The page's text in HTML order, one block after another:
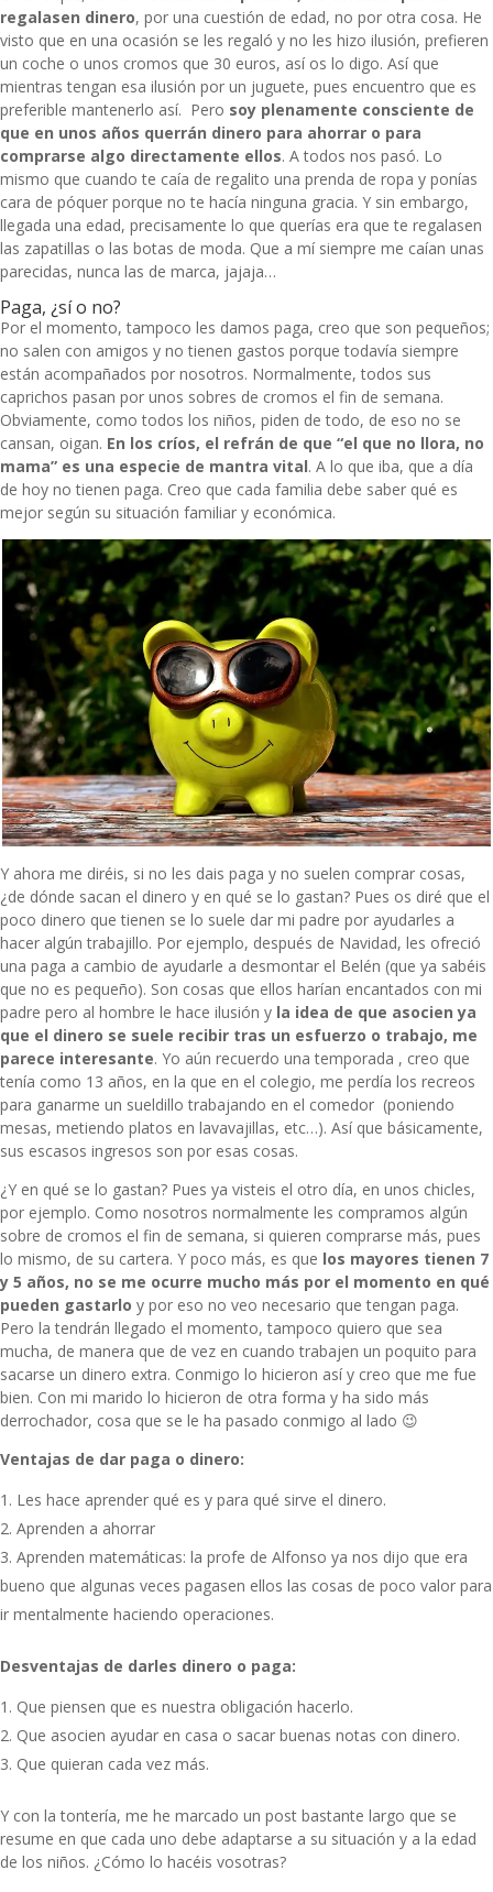
regalasen dinero, por una cuestión de edad, no por otra cosa. He
visto que en una ocasión se les regaló y no les hizo ilusión, prefieren
un coche o unos cromos que 30 euros, así os lo digo. Así que
mientras tengan esa ilusión por un juguete, pues encuentro que es
preferible mantenerlo así. Pero soy plenamente consciente de
que en unos años querrán dinero para ahorrar o para
comprarse algo directamente ellos. A todos nos pasó. Lo
mismo que cuando te caía de regalito una prenda de ropa y ponías
cara de póquer porque no te hacía ninguna gracia. Y sin embargo,
llegada una edad, precisamente lo que querías era que te regalasen
las zapatillas o las botas de moda. Que a mí siempre me caían unas
parecidas, nunca las de marca, jajaja…
Paga, ¿sí o no?
Por el momento, tampoco les damos paga, creo que son pequeños;
no salen con amigos y no tienen gastos porque todavía siempre
están acompañados por nosotros. Normalmente, todos sus
caprichos pasan por unos sobres de cromos el fin de semana.
Obviamente, como todos los niños, piden de todo, de eso no se
cansan, oigan. En los críos, el refrán de que “el que no llora, no
mama” es una especie de mantra vital. A lo que iba, que a día
de hoy no tienen paga. Creo que cada familia debe saber qué es
mejor según su situación familiar y económica.
Y ahora me diréis, si no les dais paga y no suelen comprar cosas,
¿de dónde sacan el dinero y en qué se lo gastan? Pues os diré que el
poco dinero que tienen se lo suele dar mi padre por ayudarles a
hacer algún trabajillo. Por ejemplo, después de Navidad, les ofreció
una paga a cambio de ayudarle a desmontar el Belén (que ya sabéis
que no es pequeño). Son cosas que ellos harían encantados con mi
padre pero al hombre le hace ilusión y la idea de que asocien ya
que el dinero se suele recibir tras un esfuerzo o trabajo, me
parece interesante. Yo aún recuerdo una temporada , creo que
tenía como 13 años, en la que en el colegio, me perdía los recreos
para ganarme un sueldillo trabajando en el comedor (poniendo
mesas, metiendo platos en lavavajillas, etc…). Así que básicamente,
sus escasos ingresos son por esas cosas.
¿Y en qué se lo gastan? Pues ya visteis el otro día, en unos chicles,
por ejemplo. Como nosotros normalmente les compramos algún
sobre de cromos el fin de semana, si quieren comprarse más, pues
lo mismo, de su cartera. Y poco más, es que los mayores tienen 7
y 5 años, no se me ocurre mucho más por el momento en qué
pueden gastarlo y por eso no veo necesario que tengan paga.
Pero la tendrán llegado el momento, tampoco quiero que sea
mucha, de manera que de vez en cuando trabajen un poquito para
sacarse un dinero extra. Conmigo lo hicieron así y creo que me fue
bien. Con mi marido lo hicieron de otra forma y ha sido más
derrochador, cosa que se le ha pasado conmigo al lado 😉
Ventajas de dar paga o dinero:
Les hace aprender qué es y para qué sirve el dinero.
Aprenden a ahorrar
Aprenden matemáticas: la profe de Alfonso ya nos dijo que era
bueno que algunas veces pagasen ellos las cosas de poco valor para
ir mentalmente haciendo operaciones.
Desventajas de darles dinero o paga:
Que piensen que es nuestra obligación hacerlo.
Que asocien ayudar en casa o sacar buenas notas con dinero.
Que quieran cada vez más.
Y con la tontería, me he marcado un post bastante largo que se
resume en que cada uno debe adaptarse a su situación y a la edad
de los niños. ¿Cómo lo hacéis vosotras?